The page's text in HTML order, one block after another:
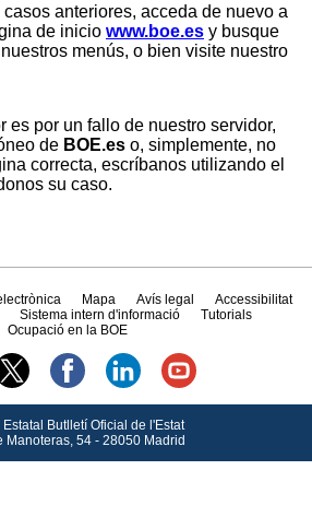
anteriores, acceda de nuevo a
de inicio www.boe.es y busque
menús, o bien visite nuestro
es por un fallo de nuestro servidor,
de BOE.es o, simplemente, no
correcta, escríbanos utilizando el
su caso.
Mapa Avís legal
Accessibilitat
Sistema intern d'informació
Tutorials
Ocupació en la BOE
Butlletí Oficial de l'Estat
Manoteras, 54 - 28050 Madrid